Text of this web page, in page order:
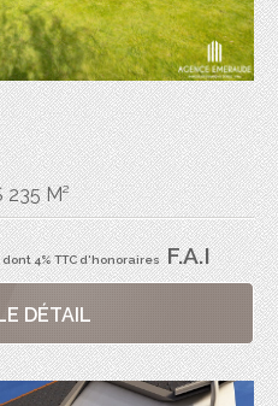
235 M²
dont 4% TTC d'honorairesF.A.I
DÉTAIL